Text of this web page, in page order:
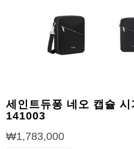
저
가
세인트듀퐁 네오 캡슐
141003
₩1,783,000